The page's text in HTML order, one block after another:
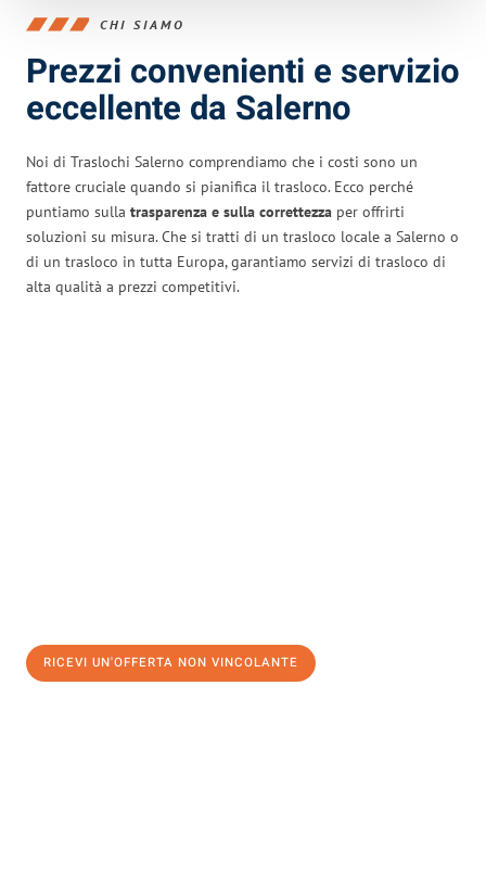
CHI SIAMO
Prezzi convenienti e servizio
eccellente da Salerno
Noi di Traslochi Salerno comprendiamo che i costi sono un
fattore cruciale quando si pianifica il trasloco. Ecco perché
puntiamo sulla trasparenza e sulla correttezza per offrirti
soluzioni su misura. Che si tratti di un trasloco locale a Salerno o
di un trasloco in tutta Europa, garantiamo servizi di trasloco di
alta qualità a prezzi competitivi.
RICEVI UN'OFFERTA NON VINCOLANTE